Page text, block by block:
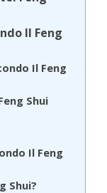
Il Feng
Il Feng
Shui
Il Feng
Shui?